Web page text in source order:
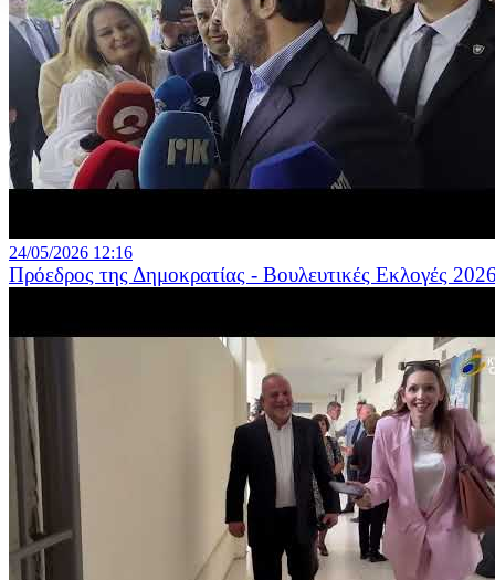
24/05/2026 12:16
Πρόεδρος της Δημοκρατίας - Βουλευτικές Εκλογές